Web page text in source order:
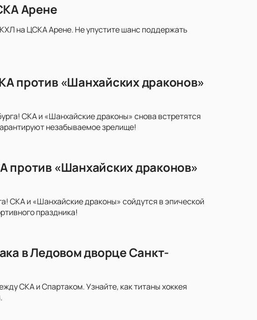
Арене
на ЦСКА Арене. Не упустите шанс поддержать
против «Шанхайских драконов»
СКА и «Шанхайские драконы» снова встретятся
незабываемое зрелище!
против «Шанхайских драконов»
СКА и «Шанхайские драконы» сойдутся в эпической
праздника!
в Ледовом дворце Санкт-
СКА и Спартаком. Узнайте, как титаны хоккея